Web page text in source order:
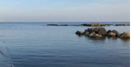
Bornholm
29. OKTOBER 2018